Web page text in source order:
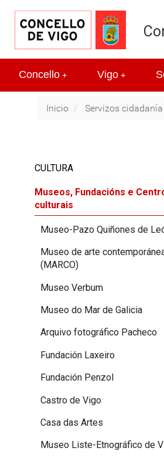
+
Concello +
Vigo
Inicio Servizos cidadanía
CULTURA
Museos, Fundacións e
culturais
Museo-Pazo Quiñones de
Museo de arte
(MARCO)
Museo Verbum
Museo do Mar de Galicia
Arquivo fotográfico Pacheco
Fundación Laxeiro
Fundación Penzol
Castro de Vigo
Casa das Artes
Museo Liste-Etnográfico de